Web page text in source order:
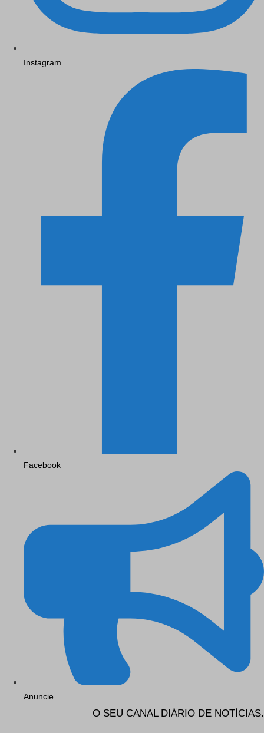
Instagram
Facebook
Anuncie
O SEU CANAL DIÁRIO DE NOTÍCIAS.